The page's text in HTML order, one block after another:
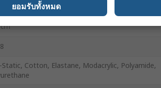
Cotton, Elastane, Modacrylic, Polyamide,
ยอมรับทั้งหมด